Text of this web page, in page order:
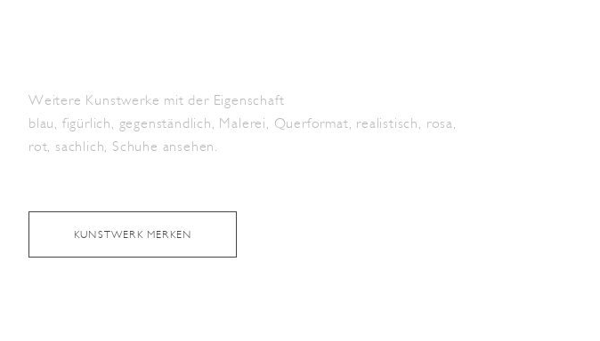
Weitere Kunstwerke mit der Eigenschaft
blau, figürlich, gegenständlich, Malerei, Querformat, realistisch, rosa,
rot, sachlich, Schuhe ansehen.
KUNSTWERK MERKEN